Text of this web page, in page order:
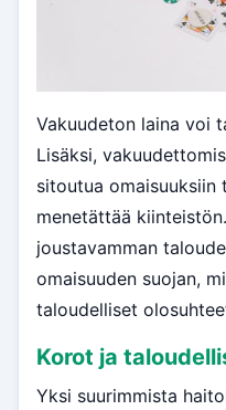
Vakuudeton laina voi
Lisäksi,
sitoutua
menetättää
joustavamman
omaisuuden suojan,
taloudelliset
Korot ja
Yksi suurimmista